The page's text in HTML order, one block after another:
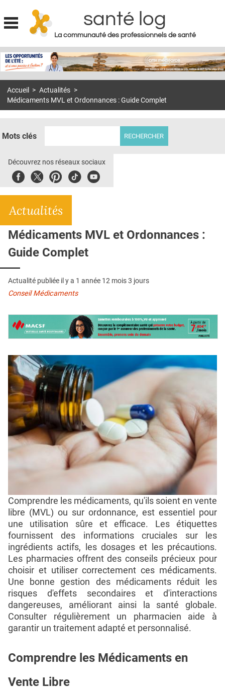
Jump to navigation
santé log
La communauté des professionnels de santé
MON COMPTE
S'ABONNER À LA REVUE SOIN À DOMICILE
DOSSIERS
E-REVUE SAD
L'APP
QUI SOMMES-NOUS ?
PUBLICITÉ
CONDITIONS GÉNÉRALES
CONTACT
Accueil > Actualités >
Médicaments MVL et Ordonnances : Guide Complet
Mots clés
Découvrez nos réseaux sociaux
FacebookTwitterPinterest
TiktokYoubute
Actualités
Médicaments MVL et Ordonnances :
Guide Complet
Actualité publiée il y a 1 année 12 mois 3 jours
Conseil Médicaments
Comprendre les médicaments, qu'ils soient en vente
libre (MVL) ou sur ordonnance, est essentiel pour
une utilisation sûre et efficace. Les étiquettes
fournissent des informations cruciales sur les
ingrédients actifs, les dosages et les précautions.
Les pharmacies offrent des conseils précieux pour
choisir et utiliser correctement ces médicaments.
Une bonne gestion des médicaments réduit les
risques d'effets secondaires et d'interactions
dangereuses, améliorant ainsi la santé globale.
Consulter régulièrement un pharmacien aide à
garantir un traitement adapté et personnalisé.
Comprendre les Médicaments en
Vente Libre